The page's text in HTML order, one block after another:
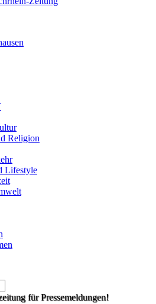
Religion
Lifestyle
für Pressemeldungen!